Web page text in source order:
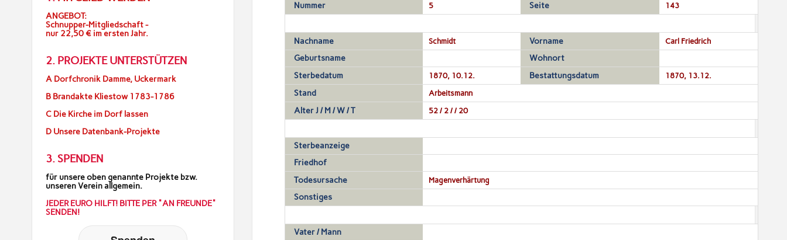
Nummer 5 Seite 143
Nachname Schmidt Vorname Carl Friedrich
Geburtsname
Wohnort
Sterbedatum
1870, 10.12. Bestattungsdatum 1870, 13.12.
Stand Arbeitsmann
Alter J / M / W / T 52 / 2 / / 20
Sterbeanzeige
Friedhof
Todesursache
Magenverhärtung
Sonstiges
Vater / Mann
ANGEBOT:
Schnupper-Mitgliedschaft -
nur 22,50 € im ersten Jahr.
2. PROJEKTE UNTERSTÜTZEN
A Dorfchronik Damme, Uckermark
B Brandakte Kliestow 1783-1786
C Die Kirche im Dorf lassen
D Unsere Datenbank-Projekte
3. SPENDEN
für unsere oben genannte Projekte bzw.
unseren Verein allgemein.
JEDER EURO HILFT! BITTE PER "AN FREUNDE"
SENDEN!